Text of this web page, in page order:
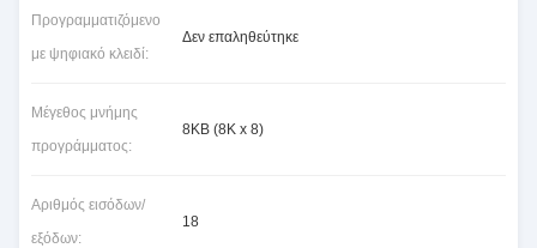
Προγραμματιζόμενο
με ψηφιακό κλειδί:
Δεν επαληθεύτηκε
Μέγεθος μνήμης
προγράμματος:
8KB (8K x 8)
Αριθμός εισόδων/
εξόδων:
18